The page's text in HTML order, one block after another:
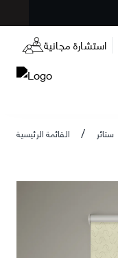
استشارة مجانية
القائمة الرئيسية / ستائر